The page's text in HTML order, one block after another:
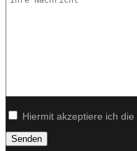
Hiermit akzeptiere ich die